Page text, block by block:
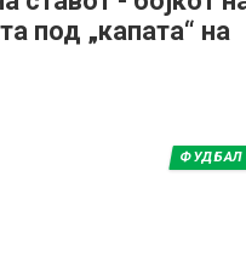
под „капата“ на
ФУДБАЛ